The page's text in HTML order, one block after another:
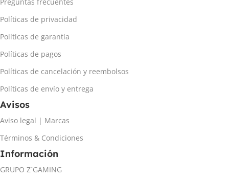
Políticas de privacidad
Políticas de garantía
Políticas de pagos
Políticas de cancelación y reembolsos
Políticas de envío y entrega
Avisos
Aviso legal | Marcas
Términos & Condiciones
Información
GRUPO Z´GAMING